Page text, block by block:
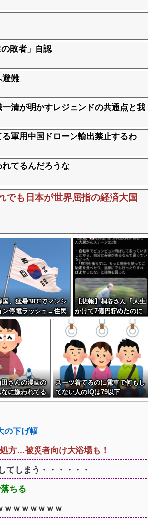
敗者」自認
避難
清が明かすレジェンドの共通点と我
軍用中国ドローン輸出禁止するわ
てるんだろうな
も日本が世界屈指の経済大国
国、猛暑38℃でマンシ
ン停電ラッシュ→住民
車へ避難
【悲報】桐谷さん「人生
かけて7億円貯めたのに
ガン発覚で死ぬかも。も
っと素直に遊べばよかっ
た」後悔の涙
さんの漫画の
に嫌われてる
スーツ着てるのに電車で何もし
てない人のIQは79以下
の下げ幅
方…被災者向け大浴場も！
てしまう・・・・・・
ちる
ｗｗｗｗｗｗｗ